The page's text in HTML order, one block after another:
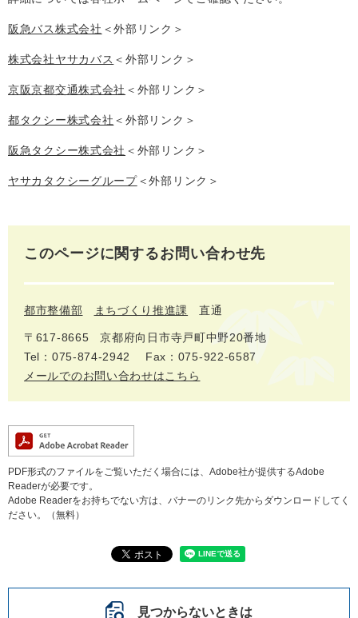
阪急バス株式会社 ＜外部リンク＞
株式会社ヤサカバス ＜外部リンク＞
京阪京都交通株式会社 ＜外部リンク＞
都タクシー株式会社 ＜外部リンク＞
阪急タクシー株式会社 ＜外部リンク＞
ヤサカタクシーグループ＜外部リンク＞
このページに関するお問い合わせ先
都市整備部 まちづくり推進課 直通
〒617‐8665
京都府向日市寺戸町中野20番地
Tel：075-874-2942
Fax：075-922-6587
メールでのお問い合わせはこちら
PDF形式のファイルをご覧いただく場合には、Adobe社が提供するAdobe
Readerが必要です。
Adobe Readerをお持ちでない方は、バナーのリンク先からダウンロードしてく
ださい。（無料）
見つからないときは